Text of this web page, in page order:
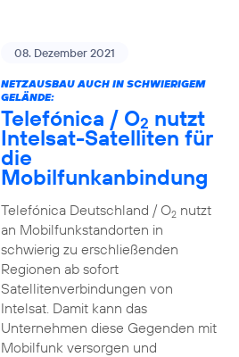
08. Dezember 2021
NETZAUSBAU AUCH IN SCHWIERIGEM
GELÄNDE:
Telefónica / O2 nutzt
Intelsat-Satelliten für
die
Mobilfunkanbindung
Telefónica Deutschland / O2nutzt
an Mobilfunkstandorten in
schwierig zu erschließenden
Regionen ab sofort
Satellitenverbindungen von
Intelsat. Damit kann das
Unternehmen diese Gegenden mit
Mobilfunk versorgen und